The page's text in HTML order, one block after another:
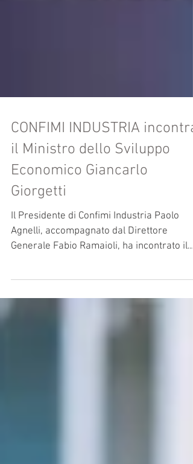
CONFIMI INDUSTRIA incontra
il Ministro dello Sviluppo
Economico Giancarlo
Giorgetti
Il Presidente di Confimi Industria Paolo
Generale Fabio Ramaioli, ha incontrato il
Ministro dello...